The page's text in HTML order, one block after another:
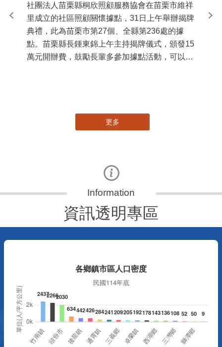
社團法人苗栗縣桐欣照顧服務協會在苗栗市維祥
里成立的社區照顧關懷據點，31日上午舉辦揭牌
典禮，此為苗栗市第27個、全縣第236處的據
點。苗栗縣長鍾東錦上午主持揭牌儀式，頒發15
萬元開辦費，鼓勵長輩多參加據點活動，可以更
苗
更多
資訊透明專區